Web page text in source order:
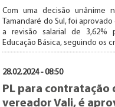
Com uma decisão unânime
Tamandaré do Sul, foi
a revisão salarial de 3,62%
Educação Básica, seguindo os
28.02.2024 - 08:50
PL para contratação
vereador Vali, é